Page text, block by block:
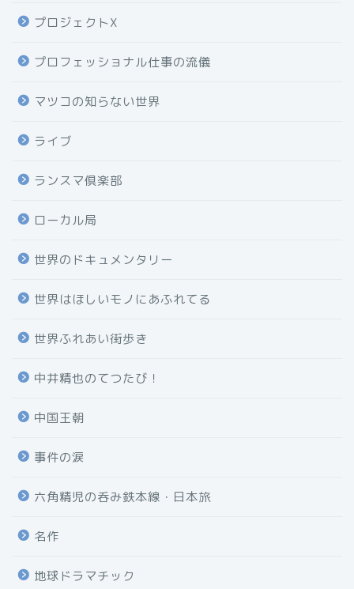
プロジェクトX
プロフェッショナル仕事の流儀
マツコの知らない世界
ライブ
ランスマ倶楽部
ローカル局
世界のドキュメンタリー
世界はほしいモノにあふれてる
世界ふれあい街歩き
中井精也のてつたび！
中国王朝
事件の涙
六角精児の呑み鉄本線・日本旅
名作
地球ドラマチック